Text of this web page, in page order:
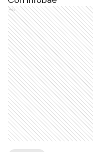
Ads